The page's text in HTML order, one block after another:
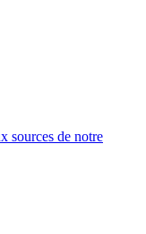
sources de notre